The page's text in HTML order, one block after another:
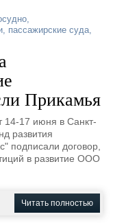
,
, пассажирские суда,
Прикамья
17 июня в Санкт-
развития
подписали договор,
в развитие ООО
Читать полностью